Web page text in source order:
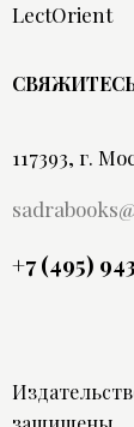
LectOrient
117393, г.
+7 (495)